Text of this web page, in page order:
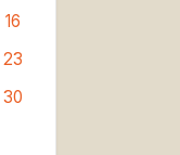
16
23
30